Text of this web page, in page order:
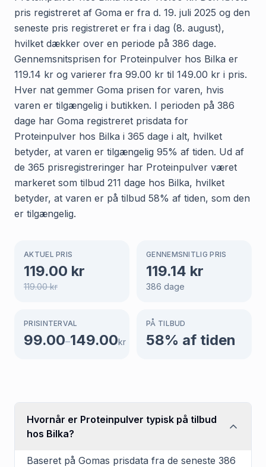
pris registreret af Goma er fra d. 19. juli 2025 og den
seneste pris registreret er fra i dag (8. august),
hvilket dækker over en periode på 386 dage.
Gennemsnitsprisen for Proteinpulver hos Bilka er
119.14 kr og varierer fra 99.00 kr til 149.00 kr i pris.
Hver nat gemmer Goma prisen for varen, hvis
varen er tilgængelig i butikken. I perioden på 386
dage har Goma registreret prisdata for
Proteinpulver hos Bilka i 365 dage i alt, hvilket
betyder, at varen er tilgængelig 95% af tiden. Ud af
de 365 prisregistreringer har Proteinpulver været
markeret som tilbud 211 dage hos Bilka, hvilket
betyder, at varen er på tilbud 58% af tiden, som den
er tilgængelig.
AKTUEL PRIS
119.00 kr
119.00kr
GENNEMSNITLIG PRIS
119.14 kr
386 dage
PRISINTERVAL
99.00–149.00kr
PÅ TILBUD
58% af tiden
Hvornår er Proteinpulver typisk på tilbud
hos Bilka?
Baseret på Gomas prisdata fra de seneste 386